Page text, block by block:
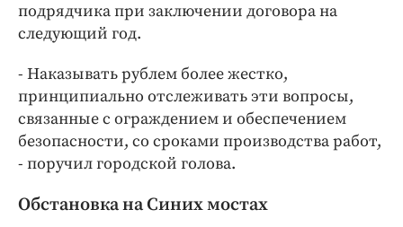
подрядчика при заключении договора на
следующий год.
- Наказывать рублем более жестко,
принципиально отслеживать эти вопросы,
связанные с ограждением и обеспечением
безопасности, со сроками производства работ,
- поручил городской голова.
Обстановка на Синих мостах